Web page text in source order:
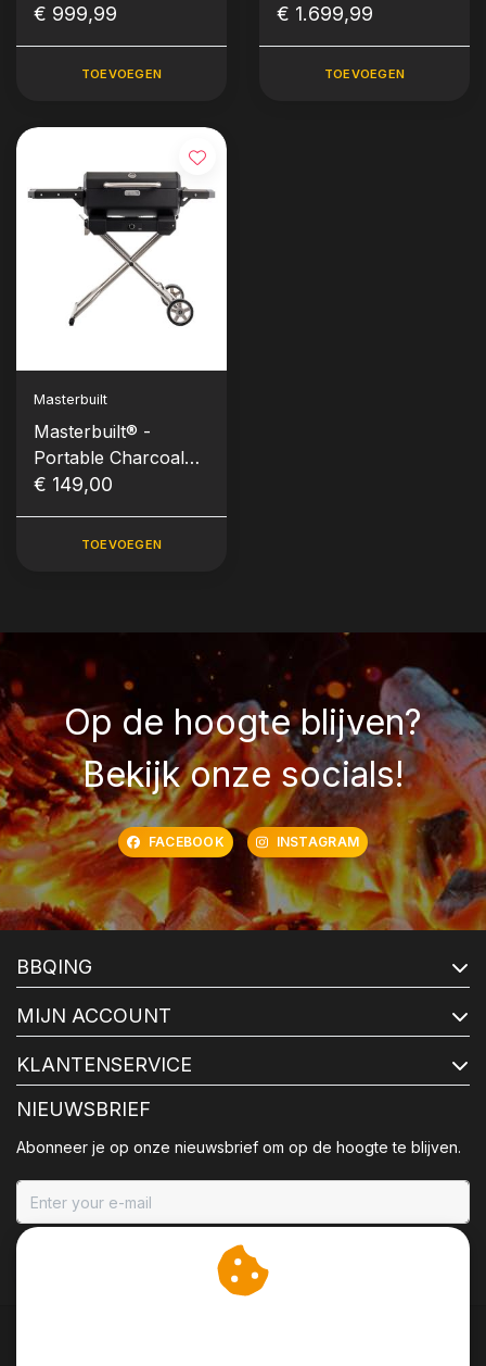
Griddle
€ 999,99
TOEVOEGEN
Digital Charcoal BBQ
€ 1.699,99
TOEVOEGEN
Masterbuilt
Masterbuilt® -
Portable Charcoal
Grill - Cart
€ 149,00
TOEVOEGEN
Op de hoogte blijven?
Bekijk onze socials!
FACEBOOK INSTAGRAM
BBQING
MIJN ACCOUNT
KLANTENSERVICE
NIEUWSBRIEF
Abonneer je op onze nieuwsbrief om op de hoogte te blijven.